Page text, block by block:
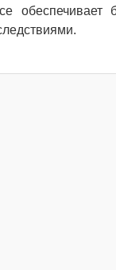
обеспечивает